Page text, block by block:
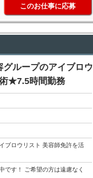
このお仕事に応募
グループのアイブロウ
★7.5時間勤務
ブロウリスト 美容師免許を活
です！ ご希望の方は遠慮なく